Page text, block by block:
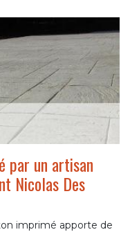
par un artisan
Nicolas Des
imprimé apporte de